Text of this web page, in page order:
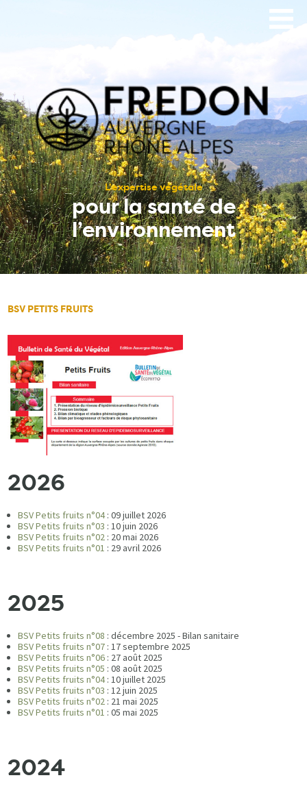
L’expertise végétale
pour la santé de
l’environnement
BSV PETITS FRUITS
2026
BSV Petits fruits n°04: 09 juillet 2026
BSV Petits fruits n°03 : 10 juin 2026
BSV Petits fruits n°02 : 20 mai 2026
BSV Petits fruits n°01 : 29 avril 2026
2025
BSV Petits fruits n°08 : décembre 2025 - Bilan sanitaire
BSV Petits fruits n°07 : 17 septembre 2025
BSV Petits fruits n°06 : 27 août 2025
BSV Petits fruits n°05 : 08 août 2025
BSV Petits fruits n°04: 10 juillet 2025
BSV Petits fruits n°03 : 12 juin 2025
BSV Petits fruits n°02 : 21 mai 2025
BSV Petits fruits n°01 : 05 mai 2025
2024